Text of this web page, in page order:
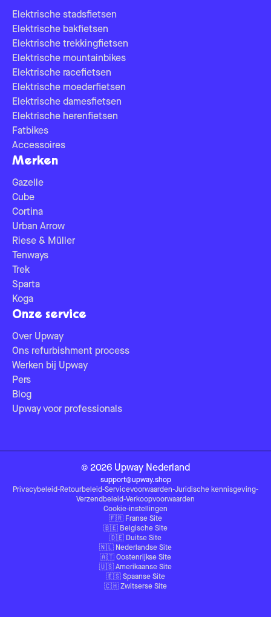
Elektrische stadsfietsen
Elektrische bakfietsen
Elektrische trekkingfietsen
Elektrische mountainbikes
Elektrische racefietsen
Elektrische moederfietsen
Elektrische damesfietsen
Elektrische herenfietsen
Fatbikes
Accessoires
Merken
Gazelle
Cube
Cortina
Urban Arrow
Riese & Müller
Tenways
Trek
Sparta
Koga
Onze service
Over Upway
Ons refurbishment process
Werken bij Upway
Pers
Blog
Upway voor professionals
© 2026 Upway Nederland
support@upway.shop
Privacybeleid-Retourbeleid-Servicevoorwaarden-Juridische kennisgeving-
Verzendbeleid-Verkoopvoorwaarden
Cookie-instellingen
🇫🇷 Franse Site
🇧🇪 Belgische Site
🇩🇪 Duitse Site
🇳🇱 Nederlandse Site
🇦🇹 Oostenrijkse Site
🇺🇸 Amerikaanse Site
🇪🇸 Spaanse Site
🇨🇭 Zwitserse Site